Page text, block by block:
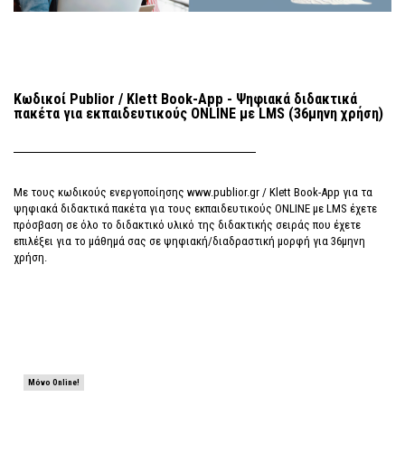
Κωδικoί Publior / Klett Book-App - Ψηφιακά διδακτικά
πακέτα για εκπαιδευτικούς ONLINE με LMS (36μηνη χρήση)
Με τους κωδικoύς ενεργοποίησης www.publior.gr / Klett Book-App για τα
ψηφιακά διδακτικά πακέτα για τους εκπαιδευτικούς ONLINE με LMS έχετε
πρόσβαση σε όλο το διδακτικό υλικό της διδακτικής σειράς που έχετε
επιλέξει για το μάθημά σας σε ψηφιακή/διαδραστική μορφή για 36μηνη
χρήση.
Μόνο Online!